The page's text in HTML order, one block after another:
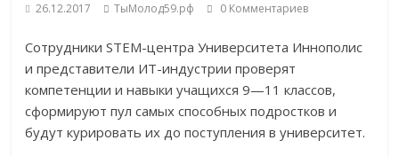
26.12.2017 ТыМолод59.рф 0 Комментариев
Сотрудники STEM-центра Университета Иннополис
и представители ИТ-индустрии проверят
компетенции и навыки учащихся 9—11 классов,
сформируют пул самых способных подростков и
будут курировать их до поступления в университет.